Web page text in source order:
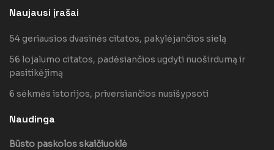
Naujausi įrašai
54 geriausios dvasinės citatos, pakylėjančios sielą
56 lojalumo citatos, padėsiančios ugdyti nuoširdumą ir
pasitikėjimą
6 sėkmės istorijos, priversiančios nusišypsoti
Naudinga
Būsto paskolos skaičiuoklė